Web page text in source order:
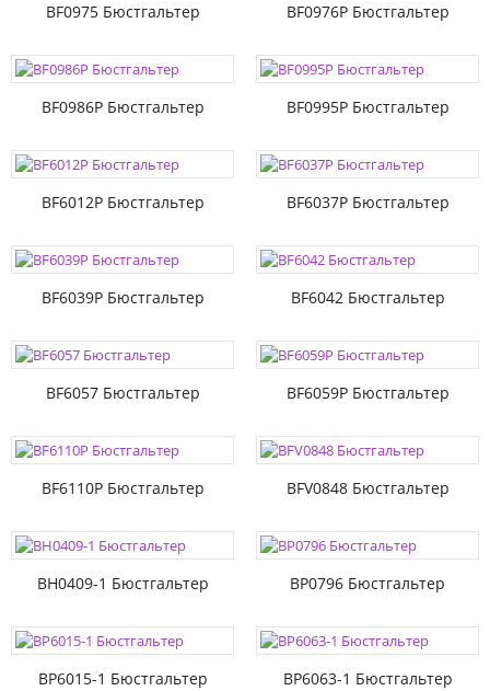
BF0975 Бюстгальтер BF0976P Бюстгальтер
BF0986P Бюстгальтер BF0995P Бюстгальтер
BF6012P Бюстгальтер BF6037P Бюстгальтер
BF6039P Бюстгальтер BF6042 Бюстгальтер
BF6057 Бюстгальтер BF6059P Бюстгальтер
BF6110P Бюстгальтер BFV0848 Бюстгальтер
BH0409-1 Бюстгальтер BP0796 Бюстгальтер
BP6015-1 Бюстгальтер BP6063-1 Бюстгальтер